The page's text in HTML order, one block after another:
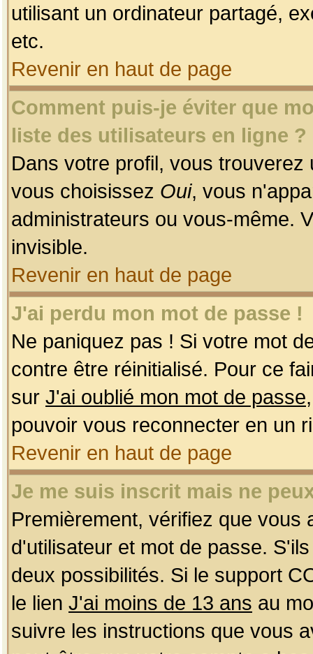
utilisant un ordinateur partagé,
etc.
Revenir en haut de page
Comment puis-je éviter que
liste des utilisateurs en ligne ?
Dans votre profil, vous
vous choisissez Oui, vous
administrateurs ou vous-même.
invisible.
Revenir en haut de page
J'ai perdu mon mot de passe !
Ne paniquez pas ! Si votre mot
contre être réinitialisé. Pour ce
sur J'ai oublié mon mot de passe
pouvoir vous reconnecter en un
Revenir en haut de page
Je me suis inscrit mais ne
Premièrement, vérifiez que
d'utilisateur et mot de passe.
deux possibilités. Si le support
le lien J'ai moins de 13 ans au
suivre les instructions que vous